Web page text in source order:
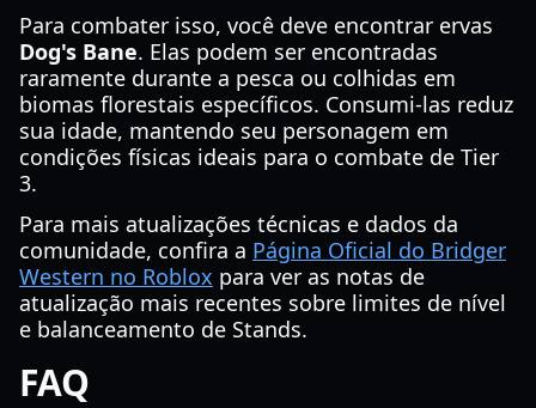
Para combater isso, você deve encontrar ervas
Dog's Bane. Elas podem ser encontradas
raramente durante a pesca ou colhidas em
biomas florestais específicos. Consumi-las reduz
sua idade, mantendo seu personagem em
condições físicas ideais para o combate de Tier
3.
Para mais atualizações técnicas e dados da
comunidade, confira a Página Oficial do Bridger
Western no Roblox para ver as notas de
atualização mais recentes sobre limites de nível
e balanceamento de Stands.
FAQ